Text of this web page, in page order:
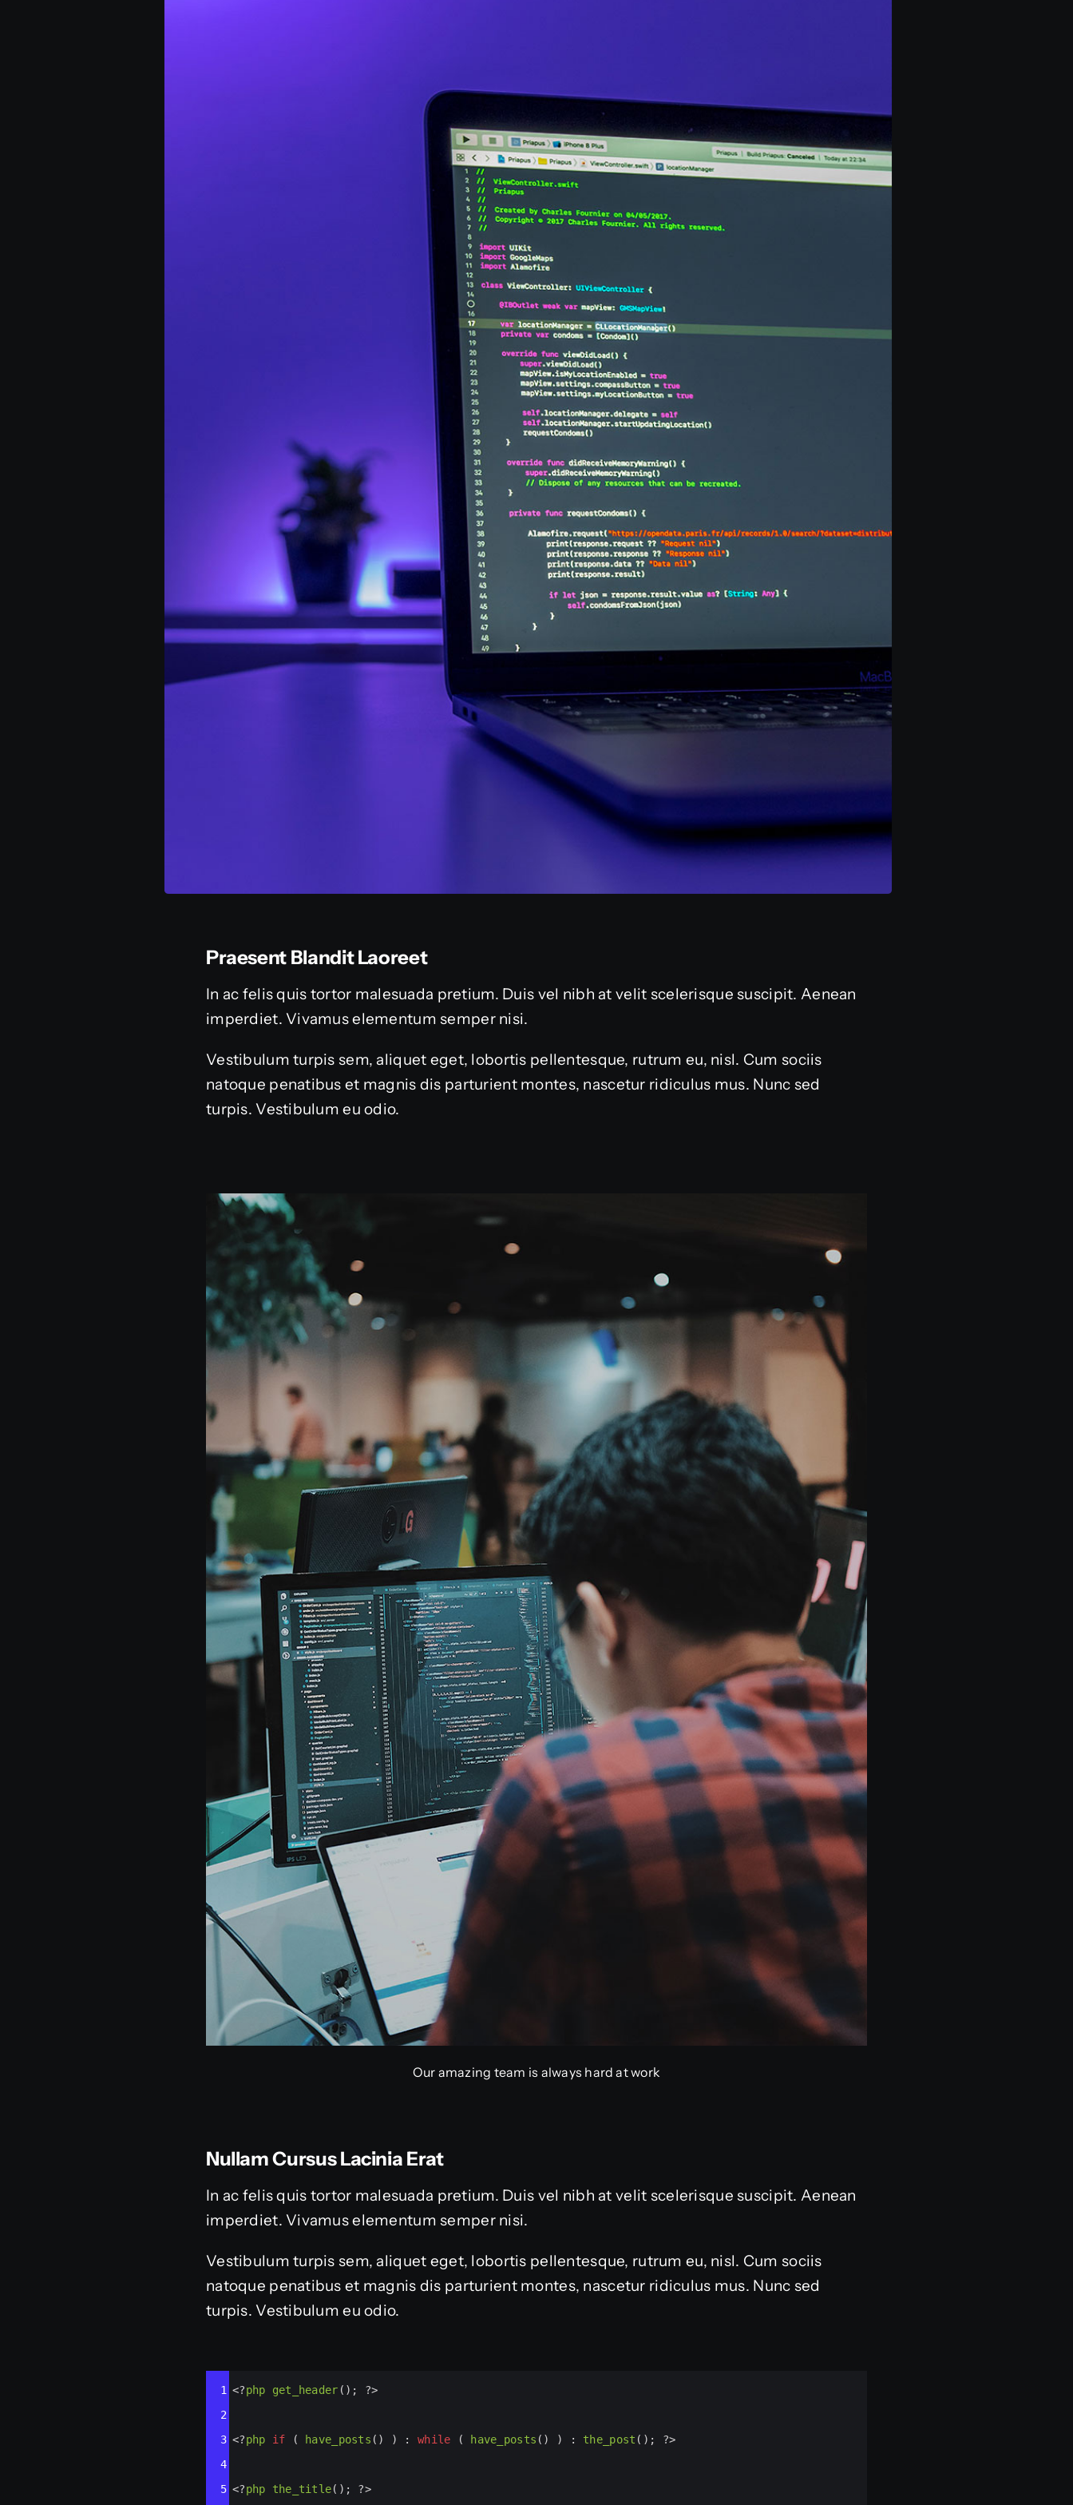
Praesent Blandit Laoreet
In ac felis quis tortor malesuada pretium. Duis vel nibh at velit scelerisque suscipit. Aenean
imperdiet. Vivamus elementum semper nisi.
Vestibulum turpis sem, aliquet eget, lobortis pellentesque, rutrum eu, nisl. Cum sociis
natoque penatibus et magnis dis parturient montes, nascetur ridiculus mus. Nunc sed
turpis. Vestibulum eu odio.
Our amazing team is always hard at work
Nullam Cursus Lacinia Erat
In ac felis quis tortor malesuada pretium. Duis vel nibh at velit scelerisque suscipit. Aenean
imperdiet. Vivamus elementum semper nisi.
Vestibulum turpis sem, aliquet eget, lobortis pellentesque, rutrum eu, nisl. Cum sociis
natoque penatibus et magnis dis parturient montes, nascetur ridiculus mus. Nunc sed
turpis. Vestibulum eu odio.
1 <?php get_header (); ?>
2
3 <?php if ( have_posts () ) : while ( have_posts () ) : the_post (); ?>
4
5 <?php the_title(); ?>